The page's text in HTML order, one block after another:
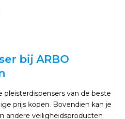
bij ARBO
pleisterdispensers van de beste
prijs kopen. Bovendien kan je
andere veiligheidsproducten